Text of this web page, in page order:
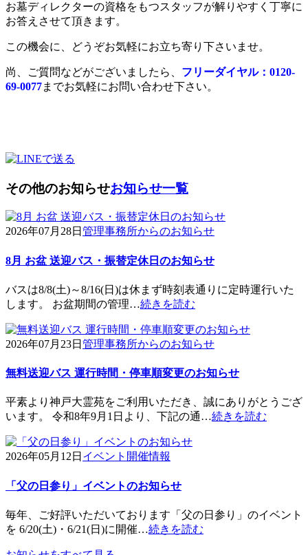
お墓ディレクターの資格をもつスタッフが解りやすく丁寧に
お答えさせて頂きます。
この機会に、どうぞお気軽にお立ち寄り下さいませ。
尚、ご質問などがございましたら、 フリーダイヤル：0120-
69-0077までお気軽にお問い合わせ下さい。
その他のお知らせお知らせ一覧
2026年07月28日 管理事務所からのお知らせ
8月 お盆 送迎バス・振替定休日のお知らせ
バスは8/8(土)～8/16(日)は休まず時刻表通りに定時運行いた
します。 お盆期間の管理…続きを読む
2026年07月23日 管理事務所からのお知らせ
無料送迎バス 運行時間・停車順変更のお知らせ
平素より神戸大霊苑をご利用いただき、誠にありがとうござ
います。 令和8年9月1日より、下記の通…続きを読む
2026年05月12日 イベント開催情報
「父の日参り」イベントのお知らせ
毎年、ご好評いただいております「父の日参り」のイベント
を 6/20(土)・6/21(日)に開催…続きを読む